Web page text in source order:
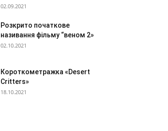
02.09.2021
Розкрито початкове
називання фільму “веном 2»
02.10.2021
Короткометражка «Desert
Critters»
18.10.2021